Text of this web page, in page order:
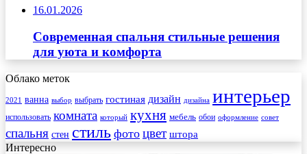
16.01.2026
Современная спальня стильные решения
для уюта и комфорта
Облако меток
2021 ванна выбор выбрать гостиная дизайн дизайна интерьер
использовать комната который кухня мебель обои оформление совет
спальня стен стиль фото цвет штора
Интересно